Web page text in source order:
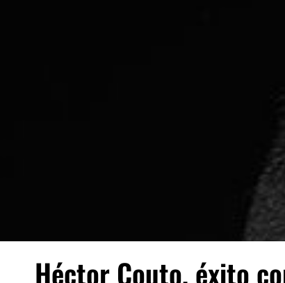
Héctor Couto, éxito